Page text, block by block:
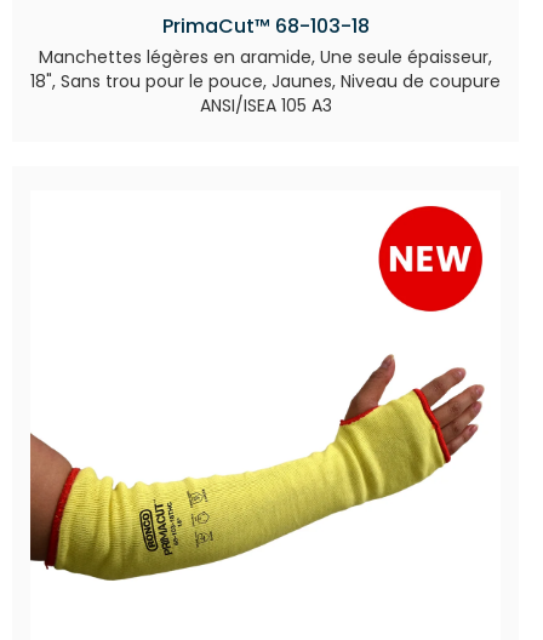
PrimaCut™ 68-103-18
Manchettes légères en aramide, Une seule épaisseur,
18", Sans trou pour le pouce, Jaunes, Niveau de coupure
ANSI/ISEA 105 A3